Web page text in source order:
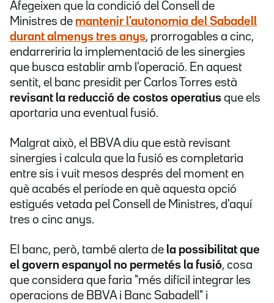
Afegeixen que la condició del Consell de
Ministres de mantenir l'autonomia del Sabadell
durant almenys tres anys, prorrogables a cinc,
endarreriria la implementació de les sinergies
que busca establir amb l'operació. En aquest
sentit, el banc presidit per Carlos Torres està
revisant la reducció de costos operatius que els
aportaria una eventual fusió.
Malgrat això, el BBVA diu que està revisant
sinergies i calcula que la fusió es completaria
entre sis i vuit mesos després del moment en
què acabés el període en què aquesta opció
estigués vetada pel Consell de Ministres, d'aquí
tres o cinc anys.
El banc, però, també alerta de la possibilitat que
el govern espanyol no permetés la fusió, cosa
que considera que faria "més difícil integrar les
operacions de BBVA i Banc Sabadell" i